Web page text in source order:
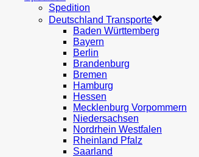
Spedition
Deutschland Transporte
Baden Württemberg
Bayern
Berlin
Brandenburg
Bremen
Hamburg
Hessen
Mecklenburg Vorpommern
Niedersachsen
Nordrhein Westfalen
Rheinland Pfalz
Saarland